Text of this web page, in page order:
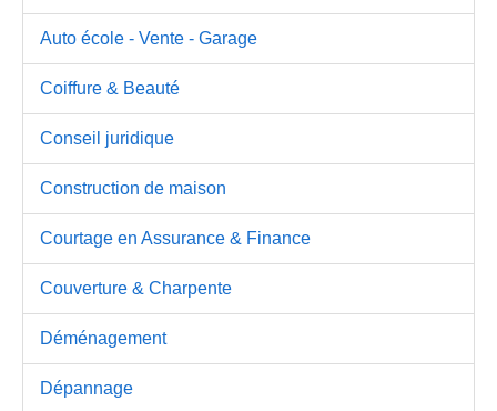
Auto école - Vente - Garage
Coiffure & Beauté
Conseil juridique
Construction de maison
Courtage en Assurance & Finance
Couverture & Charpente
Déménagement
Dépannage